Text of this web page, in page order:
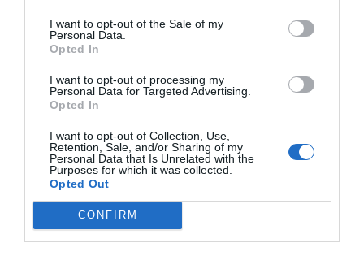
I want to opt-out of the Sale of my
Personal Data.
Opted In
I want to opt-out of processing my
Personal Data for Targeted Advertising.
Opted In
I want to opt-out of Collection, Use,
Retention, Sale, and/or Sharing of my
Personal Data that Is Unrelated with the
Purposes for which it was collected.
Opted Out
CONFIRM
επιστρέφει ως έννοια και οι πόλεις ασφυκτιούν κάποιοι
φαίνεται να αναζητούν λύσεις… με θέα την Ακρόπολη.
Υ.Γ:…Ανάμεσα στο παράδοξο και το πραγματικό,
η εικόνα μιας
Είναι μια μικρή, σχεδόν σουρεαλιστική υπενθύμιση.
Ότι στην Ελλάδα, ακόμη και το απίθανο… βρίσκει τρόπο να
συμβεί.